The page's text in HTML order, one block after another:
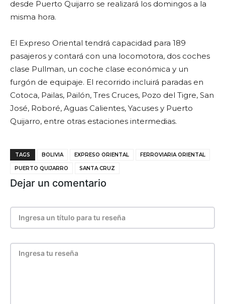
desde Puerto Quijarro se realizará los domingos a la
misma hora.
El Expreso Oriental tendrá capacidad para 189
pasajeros y contará con una locomotora, dos coches
clase Pullman, un coche clase económica y un
furgón de equipaje. El recorrido incluirá paradas en
Cotoca, Pailas, Pailón, Tres Cruces, Pozo del Tigre, San
José, Roboré, Aguas Calientes, Yacuses y Puerto
Quijarro, entre otras estaciones intermedias.
TAGS BOLIVIA EXPRESO ORIENTAL FERROVIARIA ORIENTAL
PUERTO QUIJARRO SANTA CRUZ
Dejar un comentario